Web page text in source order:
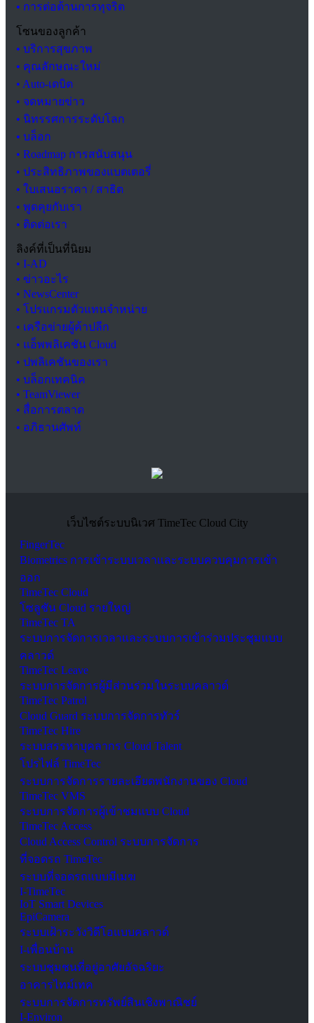
• การต่อต้านการทุจริต
โซนของลูกค้า
• บริการสุขภาพ
• คุณลักษณะใหม่
• Auto-เดบิต
• จดหมายข่าว
• นิทรรศการระดับโลก
• บล็อก
• Roadmap การสนับสนุน
• ประสิทธิภาพของแบตเตอรี่
• ใบเสนอราคา / สาธิต
• พูดคุยกับเรา
• ติดต่อเรา
ลิงค์ที่เป็นที่นิยม
• I-AD
• ข่าวอะไร
• NewsCenter
• โปรแกรมตัวแทนจำหน่าย
• เครือข่ายผู้ค้าปลีก
• แอ็พพลิเคชัน Cloud
• ปพลิเคชันของเรา
• บล็อกเทคนิค
• TeamViewer
• สื่อการตลาด
• อภิธานศัพท์
เว็บไซต์ระบบนิเวศ TimeTec Cloud City
FingerTec
Biometrics การเข้าระบบเวลาและระบบควบคุมการเข้า
ออก
TimeTec Cloud
โซลูชัน Cloud รายใหญ่
TimeTec TA
ระบบการจัดการเวลาและระบบการเข้าร่วมประชุมแบบ
คลาวด์
TimeTec Leave
ระบบการจัดการผู้มีส่วนร่วมในระบบคลาวด์
TimeTec Patrol
Cloud Guard ระบบการจัดการทัวร์
TimeTec Hire
ระบบสรรหาบุคลากร Cloud Talent
โปรไฟล์ TimeTec
ระบบการจัดการรายละเอียดพนักงานของ Cloud
TimeTec VMS
ระบบการจัดการผู้เข้าชมแบบ Cloud
TimeTec Access
Cloud Access Control ระบบการจัดการ
ที่จอดรถ TimeTec
ระบบที่จอดรถแบบมีเมฆ
I-TimeTec
IoT Smart Devices
EpiCamera
ระบบเฝ้าระวังวิดีโอแบบคลาวด์
I-เพื่อนบ้าน
ระบบชุมชนที่อยู่อาศัยอัจฉริยะ
อาคารไทม์เทค
ระบบการจัดการทรัพย์สินเชิงพาณิชย์
I-Environ